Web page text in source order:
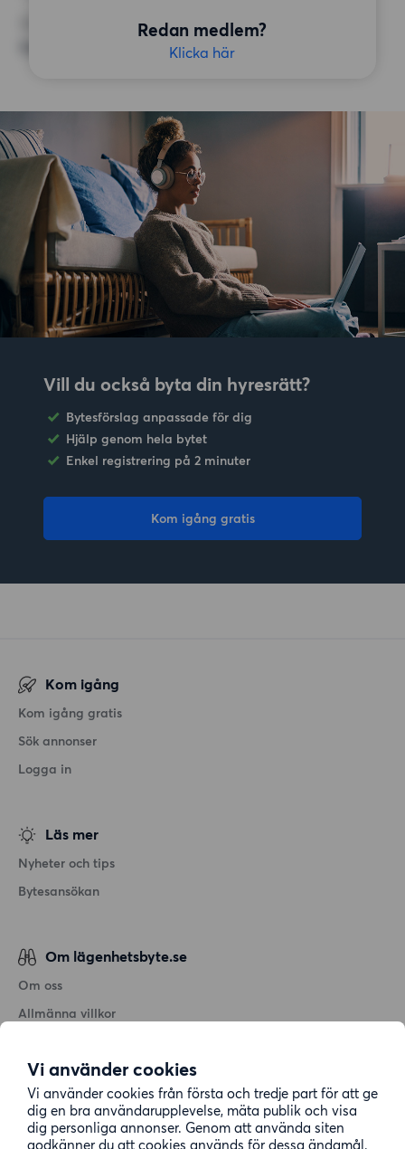
Vi använder cookies
Vi använder cookies från första och tredje part för att ge
dig en bra användarupplevelse, mäta publik och visa
dig personliga annonser. Genom att använda siten
godkänner du att cookies används för dessa ändamål.
Redan medlem?
Klicka här
ÖVRIGA PREFERENSER
Inga speciella preferenser
Vill du också byta din hyresrätt?
Bytesförslag anpassade för dig
Hjälp genom hela bytet
Enkel registrering på 2 minuter
Kom igång gratis
Kom igång
Kom igång gratis
Sök annonser
Logga in
Läs mer
Nyheter och tips
Bytesansökan
Om lägenhetsbyte.se
Om oss
Allmänna villkor
Cookiepolicy
Sitemap